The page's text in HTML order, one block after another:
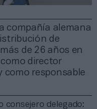
compañía alemana
de
de 26 años en
director
como responsable
consejero delegado: